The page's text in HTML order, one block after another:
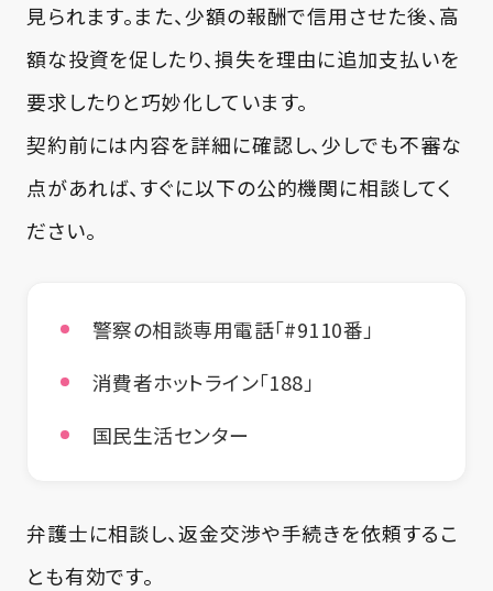
見られます。また、少額の報酬で信用させた後、高
額な投資を促したり、損失を理由に追加支払いを
要求したりと巧妙化しています。
契約前には内容を詳細に確認し、少しでも不審な
点があれば、すぐに以下の公的機関に相談してく
ださい。
警察の相談専用電話「#9110番」
消費者ホットライン「188」
国民生活センター
弁護士に相談し、返金交渉や手続きを依頼するこ
とも有効です。